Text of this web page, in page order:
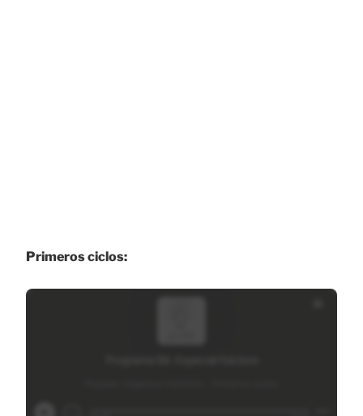
Primeros ciclos: